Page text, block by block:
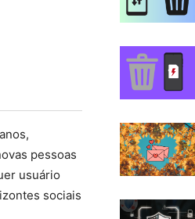
pessoas
usuário
sociais